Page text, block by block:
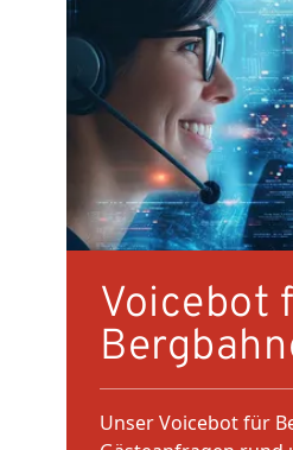
Voicebot
Unser Voicebot für